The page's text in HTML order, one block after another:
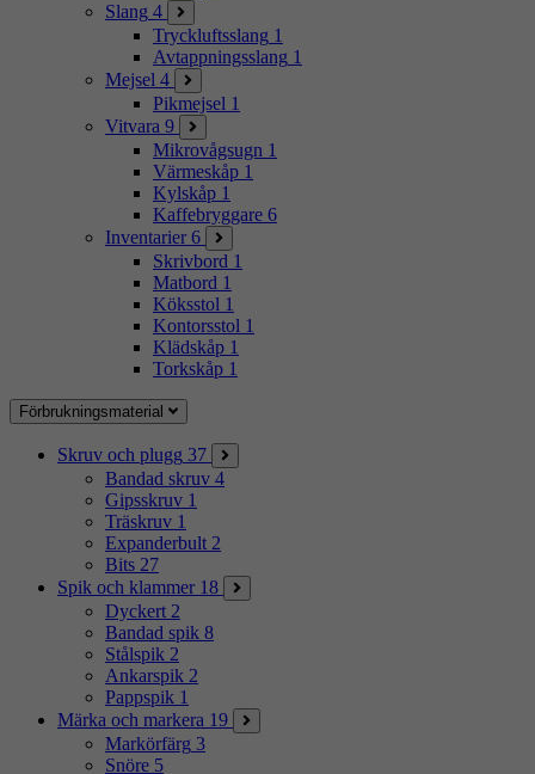
Slang 4
Tryckluftsslang 1
Avtappningsslang 1
Mejsel 4
Pikmejsel 1
Vitvara 9
Mikrovågsugn 1
Värmeskåp 1
Kylskåp 1
Kaffebryggare 6
Inventarier 6
Skrivbord 1
Matbord 1
Köksstol 1
Kontorsstol 1
Klädskåp 1
Torkskåp 1
Förbrukningsmaterial
Skruv och plugg 37
Bandad skruv 4
Gipsskruv 1
Träskruv 1
Expanderbult 2
Bits 27
Spik och klammer 18
Dyckert 2
Bandad spik 8
Stålspik 2
Ankarspik 2
Pappspik 1
Märka och markera 19
Markörfärg 3
Snöre 5